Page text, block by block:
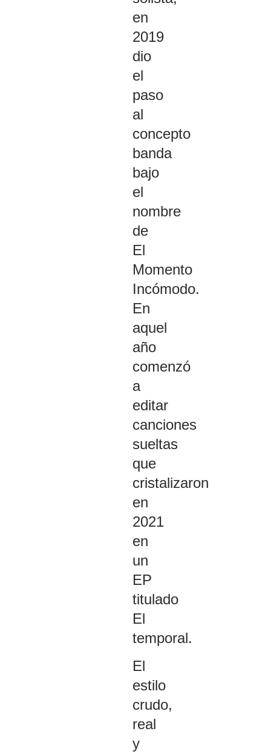
en
2019
dio
el
paso
al
concepto
banda
bajo
el
nombre
de
El
Momento
Incómodo.
En
aquel
año
comenzó
a
editar
canciones
sueltas
que
cristalizaron
en
2021
en
un
EP
titulado
El
temporal.
El
estilo
crudo,
real
y